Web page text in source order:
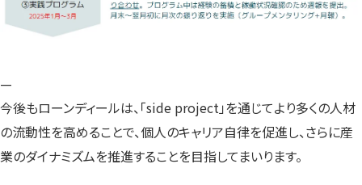
—
今後もローンディールは、「side project」を通じてより多くの人材
の流動性を高めることで、個人のキャリア自律を促進し、さらに産
業のダイナミズムを推進することを目指してまいります。